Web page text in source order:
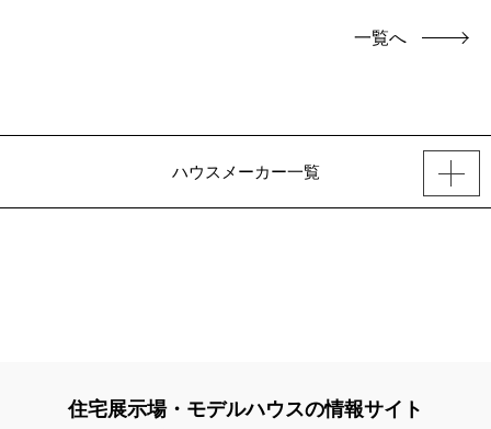
一覧へ
ハウスメーカー一覧
住宅展示場・モデルハウスの情報サイト